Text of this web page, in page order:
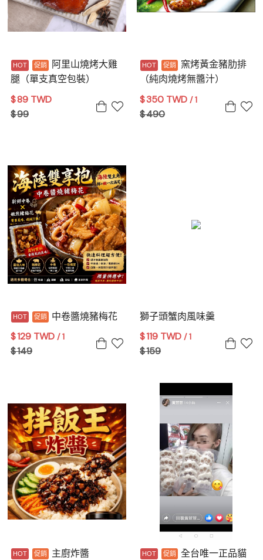
阿里山燒烤大雞
腿（單支真空包裝）
$99
$89 TWD
窯烤黃金豬肋排
（純肉燒烤無醬汁）
$490
$350 TWD / 1
中卷醬燒豬梅花
$149
$129 TWD/ 1
獅子頭蟹肉風味羹
$159
$119 TWD / 1
主廚炸醬
全台唯一正品貓